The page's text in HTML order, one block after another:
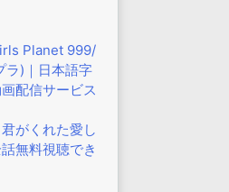
Planet 999/
ラ)｜日本語字
配信サービス
がくれた愛し
無料視聴でき